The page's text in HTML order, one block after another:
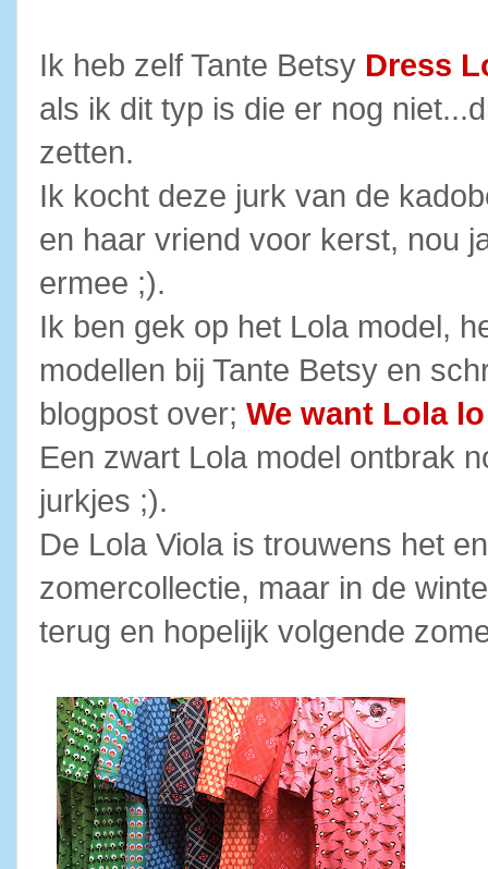
Ik heb zelf Tante Betsy Dress
als ik dit typ is die er nog
zetten.
Ik kocht deze jurk van de
en haar vriend voor kerst, nou
ermee ;).
Ik ben gek op het Lola model,
modellen bij Tante Betsy en
blogpost over; We want Lola
Een zwart Lola model ontbrak
jurkjes ;).
De Lola Viola is trouwens het
zomercollectie, maar in de
terug en hopelijk volgende